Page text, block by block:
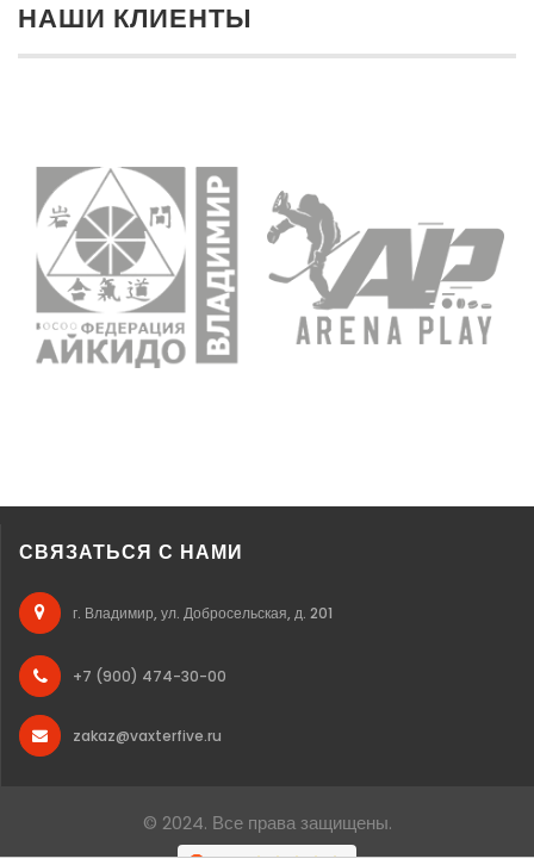
НАШИ КЛИЕНТЫ
СВЯЗАТЬСЯ С НАМИ
г. Владимир, ул. Добросельская, д. 201
+7 (900) 474-30-00
zakaz@vaxterfive.ru
© 2024. Все права защищены.